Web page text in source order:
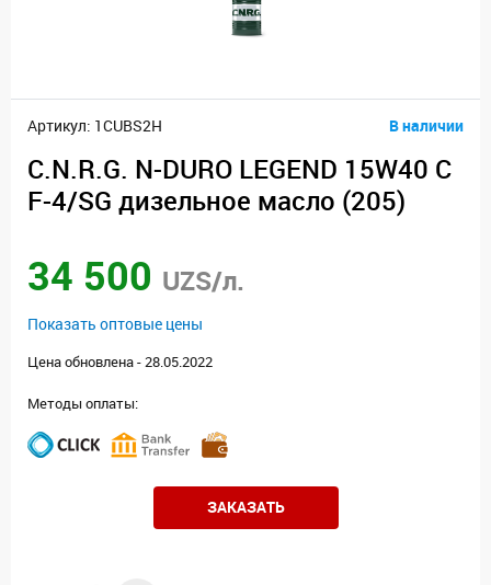
Артикул: 1CUBS2H В наличии
C.N.R.G. N-DURO LEGEND 15W40 C
F-4/SG дизельное масло (205)
34 500 UZS/л.
Показать оптовые цены
Цена обновлена - 28.05.2022
Методы оплаты:
ЗАКАЗАТЬ